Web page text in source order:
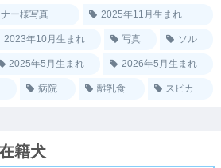
ー様写真 2025年11月生まれ
2023年10月生まれ 写真 ソル
2025年5月生まれ 2026年5月生まれ
病院 離乳食 スピカ
籍犬